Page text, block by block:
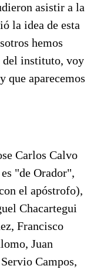
asistir a la
la idea de esta
hemos
del instituto, voy
que aparecemos
Carlos Calvo
"de Orador",
el apóstrofo),
Chacartegui
Francisco
Juan
Campos,